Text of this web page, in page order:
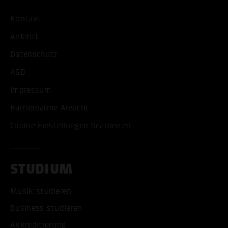
Kontakt
Anfahrt
Datenschutz
AGB
Impressum
Barrierearme Ansicht
Cookie Einstellungen bearbeiten
STUDIUM
Musik studieren
Business studieren
Akkreditierung